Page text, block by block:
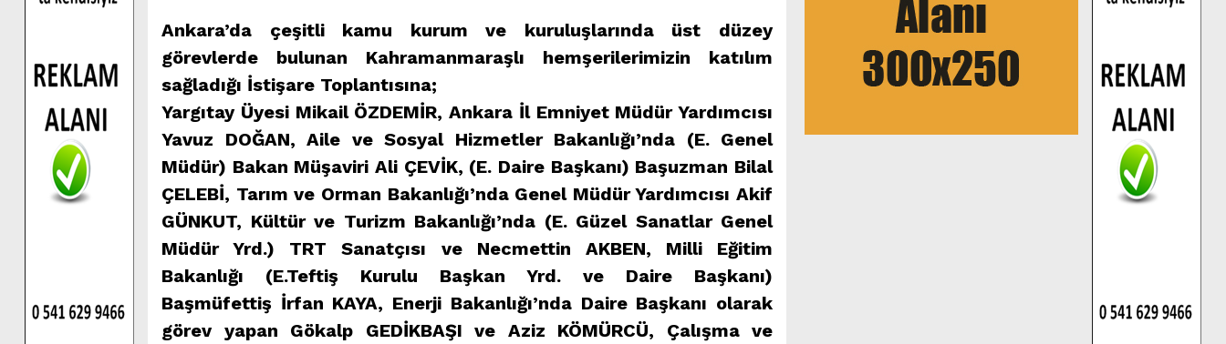
Ankara’da çeşitli kamu kurum ve kuruluşlarında üst düzey
görevlerde bulunan Kahramanmaraşlı hemşerilerimizin katılım
sağladığı İstişare Toplantısına;
Yargıtay Üyesi Mikail ÖZDEMİR, Ankara İl Emniyet Müdür Yardımcısı
Yavuz DOĞAN, Aile ve Sosyal Hizmetler Bakanlığı’nda (E. Genel
Müdür) Bakan Müşaviri Ali ÇEVİK, (E. Daire Başkanı) Başuzman Bilal
ÇELEBİ, Tarım ve Orman Bakanlığı’nda Genel Müdür Yardımcısı Akif
GÜNKUT, Kültür ve Turizm Bakanlığı’nda (E. Güzel Sanatlar Genel
Müdür Yrd.) TRT Sanatçısı ve Necmettin AKBEN, Milli Eğitim
Bakanlığı (E.Teftiş Kurulu Başkan Yrd. ve Daire Başkanı)
Başmüfettiş İrfan KAYA, Enerji Bakanlığı’nda Daire Başkanı olarak
görev yapan Gökalp GEDİKBAŞI ve Aziz KÖMÜRCÜ, Çalışma ve